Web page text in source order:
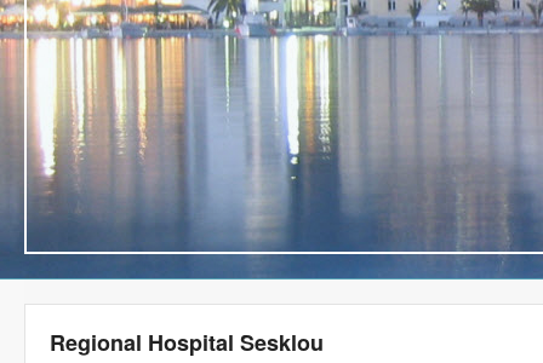
Regional Hospital Sesklou